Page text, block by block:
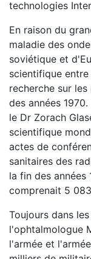
technologies
En raison du
maladie des
soviétique et
scientifique entre
recherche sur
des années
le Dr Zorach
scientifique
actes de
sanitaires des
la fin des années
comprenait 5
Toujours dans
l'ophtalmologue
l'armée et